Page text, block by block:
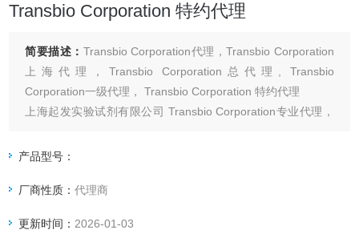
Transbio Corporation 特约代理
简要描述： Transbio Corporation代理，Transbio Corporation
上海代理，Transbio Corporation总代理, Transbio
Corporation一级代理， Transbio Corporation 特约代理
上海起发实验试剂有限公司 Transbio Corporation专业代理，
产品型号：
厂商性质：代理商
更新时间： 2026-01-03